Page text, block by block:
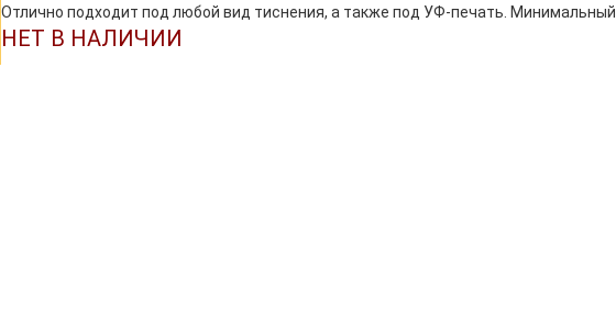
Отлично подходит под любой вид тиснения, а также под УФ-печать. Минимальный
НЕТ В НАЛИЧИИ